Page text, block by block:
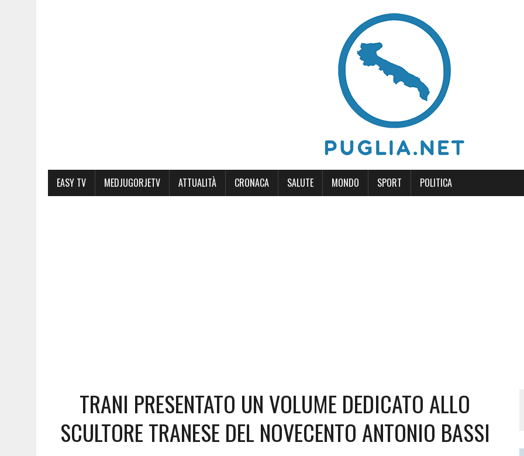
EASY TV MEDJUGORJETV ATTUALITÀ CRONACA SALUTE MONDO SPORT POLITICA
TRANI PRESENTATO UN VOLUME DEDICATO ALLO
SCULTORE TRANESE DEL NOVECENTO ANTONIO BASSI